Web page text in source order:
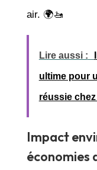
air. 🌍🚤
Lire aussi :
ultime pour
réussie
Impact
économies